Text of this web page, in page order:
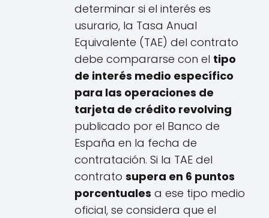
determinar si el interés es
usurario, la Tasa Anual
Equivalente (TAE) del contrato
debe compararse con el tipo
de interés medio específico
para las operaciones de
tarjeta de crédito revolving
publicado por el Banco de
España en la fecha de
contratación. Si la TAE del
contrato supera en 6 puntos
porcentuales a ese tipo medio
oficial, se considera que el